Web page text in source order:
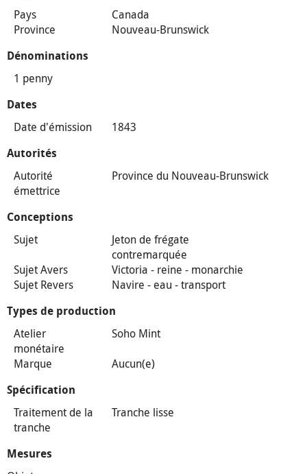
Pays
Canada
Province
Nouveau-Brunswick
Dénominations
1 penny
Dates
Date d'émission 1843
Autorités
Autorité
émettrice
Province du Nouveau-Brunswick
Conceptions
Sujet
Jeton de frégate
contremarquée
Sujet Avers
Victoria - reine - monarchie
Sujet Revers
Navire - eau - transport
Types de production
Atelier
monétaire
Soho Mint
Marque
Aucun(e)
Spécification
Traitement de la
tranche
Tranche lisse
Mesures